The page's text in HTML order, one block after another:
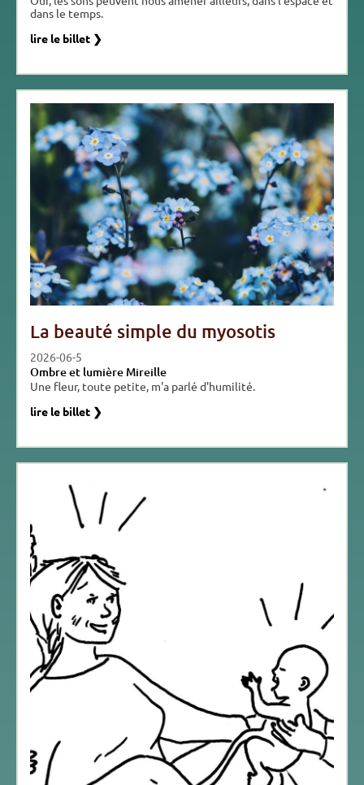
dans le temps.
lire le billet ❯
La beauté simple du myosotis
2026-06-5
Ombre et lumière Mireille
Une fleur, toute petite, m'a parlé d'humilité.
lire le billet ❯